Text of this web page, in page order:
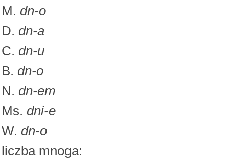
M. dn-o
D. dn-a
C. dn-u
B. dn-o
N. dn-em
Ms. dni-e
W. dn-o
liczba mnoga: